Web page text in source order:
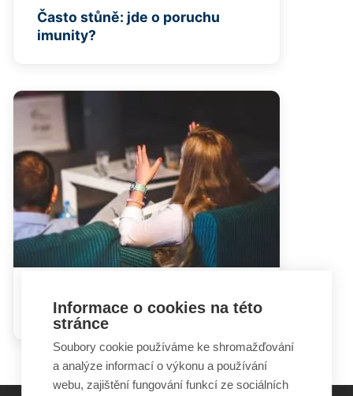
Často stůně: jde o poruchu
imunity?
ublížit i prospět
Informace o cookies na této
stránce
Soubory cookie používáme ke shromažďování
a analýze informací o výkonu a používání
webu, zajištění fungování funkcí ze sociálních